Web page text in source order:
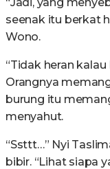
seenak itu berkat
Wono.
“Tidak heran
Orangnya
burung itu
menyahut.
“Ssttt…” Nyi
bibir. “Lihat siapa